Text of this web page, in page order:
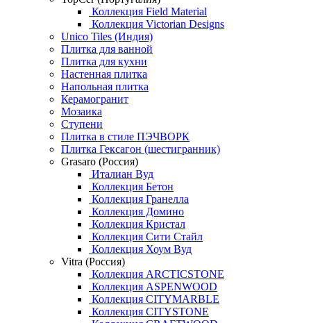
Коллекция Field Material
Коллекция Victorian Designs
Unico Tiles (Индия)
Плитка для ванной
Плитка для кухни
Настенная плитка
Напольная плитка
Керамогранит
Мозаика
Ступени
Плитка в стиле ПЭЧВОРК
Плитка Гексагон (шестигранник)
Grasaro (Россия)
Италиан Вуд
Коллекция Бетон
Коллекция Гранелла
Коллекция Домино
Коллекция Кристал
Коллекция Сити Стайл
Коллекция Хоум Вуд
Vitra (Россия)
Коллекция ARCTICSTONE
Коллекция ASPENWOOD
Коллекция CITYMARBLE
Коллекция CITYSTONE